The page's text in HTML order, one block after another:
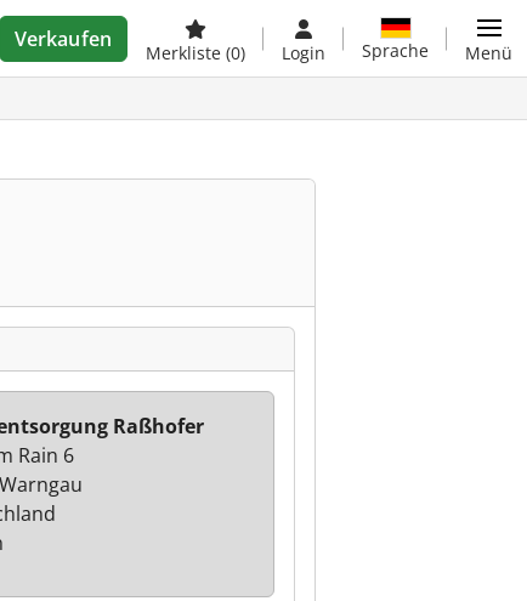
Verkaufen
Merkliste (0) Login Sprache Menü
Raßhofer
Rain 6